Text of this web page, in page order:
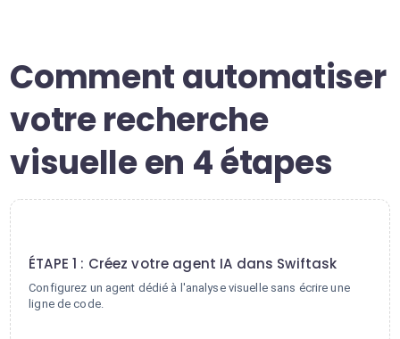
Comment automatiser
votre recherche
visuelle en 4 étapes
ÉTAPE 1 : Créez votre agent IA dans Swiftask
Configurez un agent dédié à l'analyse visuelle sans écrire une
ligne de code.